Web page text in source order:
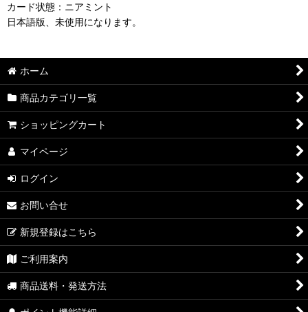
カード状態：ニアミント
日本語版、未使用になります。
ホーム
商品カテゴリ一覧
ショッピングカート
マイページ
ログイン
お問い合せ
新規登録はこちら
ご利用案内
商品送料・発送方法